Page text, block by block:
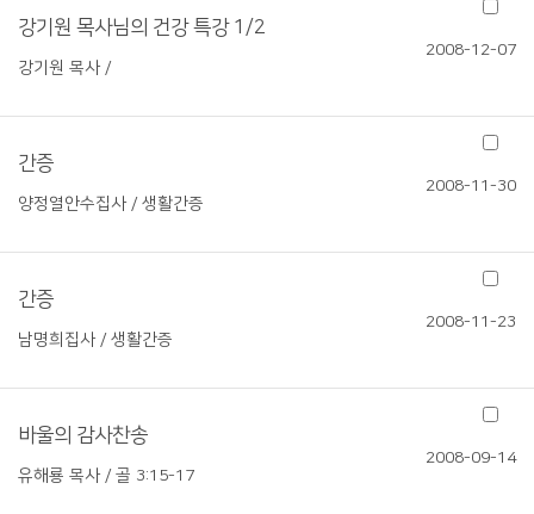
강기원 목사님의 건강 특강 1/2
강기원 목사 /
2008-12-07
간증
양정열안수집사 / 생활간증
2008-11-30
간증
남명희집사 / 생활간증
2008-11-23
바울의 감사찬송
유해룡 목사 / 골 3:15-17
2008-09-14